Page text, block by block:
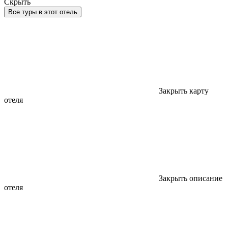
Все туры в этот отель
Закрыть карту
отеля
Закрыть описание
отеля